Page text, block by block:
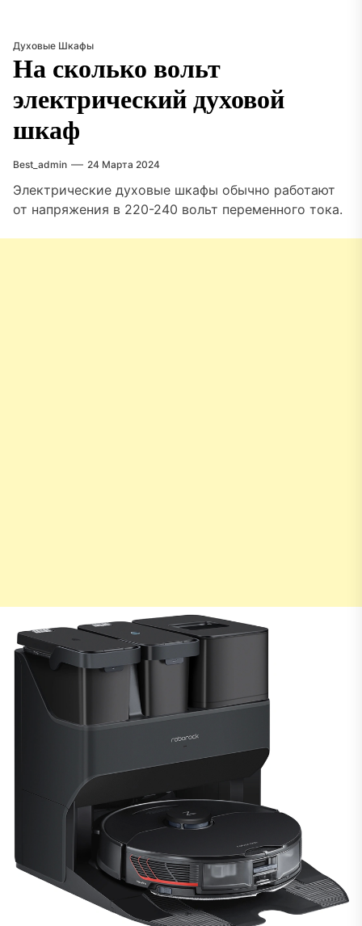
Духовые Шкафы
На сколько вольт
электрический духовой
шкаф
Best_admin 24 Марта 2024
Электрические духовые шкафы обычно работают
от напряжения в 220-240 вольт переменного тока.